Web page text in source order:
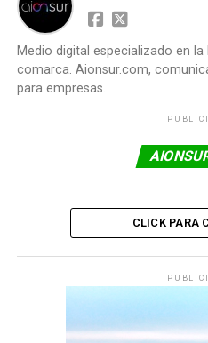
Medio digital especializado en la
comarca. Aionsur.com,
para empresas.
CLICK PARA